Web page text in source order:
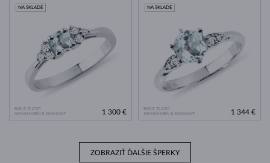
BIELE ZLATO
AKVAMARÍN & DIAMANT
NA SKLADE
1 300 €
BIELE ZLATO
AKVAMARÍN & DIAMANT
NA SKLADE
1 344 €
ZOBRAZIŤ ĎALŠIE ŠPERKY